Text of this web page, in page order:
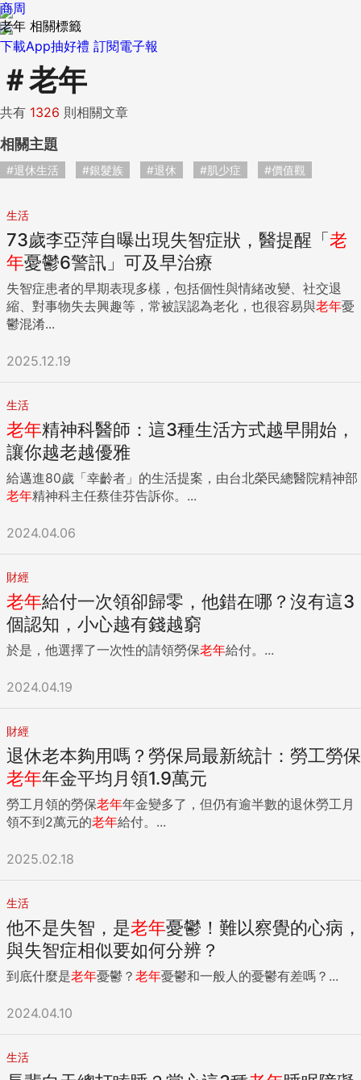
下載App抽好禮 訂閱電子報
商周
老年 相關標籤
＃老年
共有 1326 則相關文章
相關主題
#退休生活 #銀髮族 #退休 #肌少症 #價值觀
生活
73歲李亞萍自曝出現失智症狀，醫提醒「老
年憂鬱6警訊」可及早治療
失智症患者的早期表現多樣，包括個性與情緒改變、社交退
縮、對事物失去興趣等，常被誤認為老化，也很容易與老年憂
鬱混淆...
2025.12.19
生活
老年精神科醫師：這3種生活方式越早開始，
讓你越老越優雅
給邁進80歲「幸齡者」的生活提案，由台北榮民總醫院精神部
老年精神科主任蔡佳芬告訴你。...
2024.04.06
財經
老年給付一次領卻歸零，他錯在哪？沒有這3
個認知，小心越有錢越窮
於是，他選擇了一次性的請領勞保老年給付。...
2024.04.19
財經
退休老本夠用嗎？勞保局最新統計：勞工勞保
老年年金平均月領1.9萬元
勞工月領的勞保老年年金變多了，但仍有逾半數的退休勞工月
領不到2萬元的老年給付。...
2025.02.18
生活
他不是失智，是老年憂鬱！難以察覺的心病，
與失智症相似要如何分辨？
到底什麼是老年憂鬱？ 老年憂鬱和一般人的憂鬱有差嗎？...
2024.04.10
生活